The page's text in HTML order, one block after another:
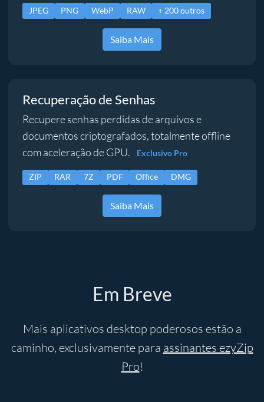
JPEG PNG WebP RAW + 200 outros
Saiba Mais
Recuperação de Senhas
Recupere senhas perdidas de arquivos e
documentos criptografados, totalmente offline
com aceleração de GPU.
Exclusivo Pro
ZIP RAR 7Z PDF Office DMG
Saiba Mais
Em Breve
Mais aplicativos desktop poderosos estão a
caminho, exclusivamente para assinantes ezyZip
Pro!